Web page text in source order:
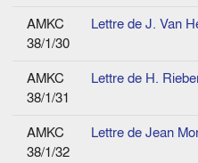
AMKC
38/1/30
Lettre de J. Van
AMKC
38/1/31
Lettre de H.
AMKC
38/1/32
Lettre de Jean